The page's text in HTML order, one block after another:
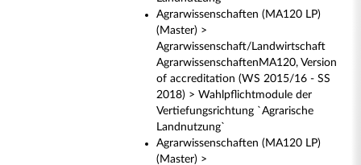
Agrarwissenschaften (MA120 LP)
(Master) >
Agrarwissenschaft/Landwirtschaft
AgrarwissenschaftenMA120, Version
of accreditation (WS 2015/16 - SS
2018) > Wahlpflichtmodule der
Vertiefungsrichtung `Agrarische
Landnutzung`
Agrarwissenschaften (MA120 LP)
(Master) >